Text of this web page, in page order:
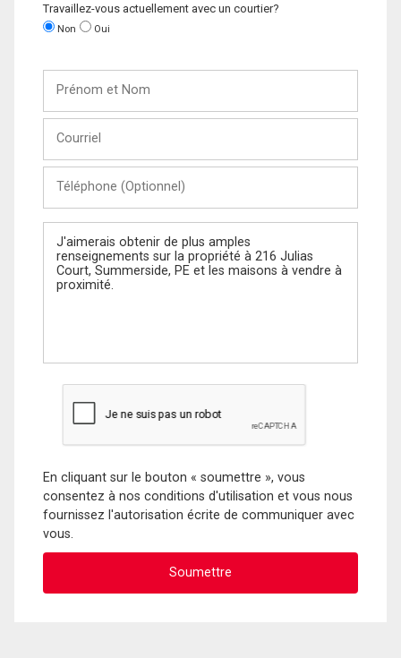
Travaillez-vous actuellement avec un courtier?
Non Oui
Nom
(Optionnel)
Message
En cliquant sur le bouton « soumettre », vous
consentez à nos conditions d'utilisation et vous nous
fournissez l'autorisation écrite de communiquer avec
vous.